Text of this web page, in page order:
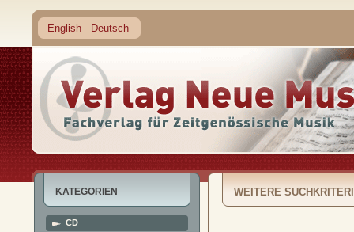
English Deutsch
KATEGORIEN
CD
WEITERE